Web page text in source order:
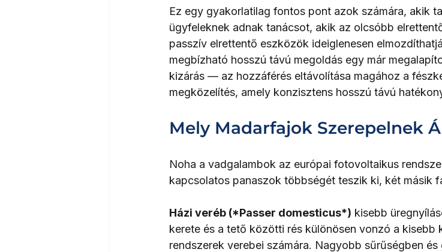
Ez egy gyakorlatilag fontos pont azok számára, akik
ügyfeleknek adnak tanácsot, akik az olcsóbb
passzív elrettentő eszközök ideiglenesen
megbízható hosszú távú megoldás egy már
kizárás — az hozzáférés eltávolítása magához a
megközelítés, amely konzisztens hosszú távú
Mely Madarfajok Szerepelnek
Noha a vadgalambok az európai fotovoltaikus
kapcsolatos panaszok többségét teszik ki, két másik
Házi veréb (*Passer domesticus*) kisebb
kerete és a tető közötti rés különösen vonzó a kisebb
rendszerek verebei számára. Nagyobb sűrűségben